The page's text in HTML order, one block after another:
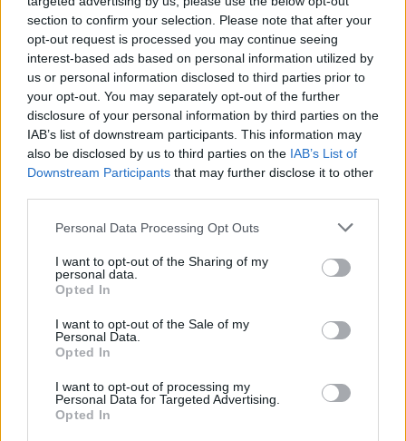
section to confirm your selection. Please note that after your
opt-out request is processed you may continue seeing
interest-based ads based on personal information utilized by
us or personal information disclosed to third parties prior to
your opt-out. You may separately opt-out of the further
disclosure of your personal information by third parties on the
IAB’s list of downstream participants. This information may
also be disclosed by us to third parties on the IAB’s List of
Downstream Participants that may further disclose it to other
Personal Data Processing Opt Outs
I want to opt-out of the Sharing of my
personal data.
Opted In
I want to opt-out of the Sale of my
Personal Data.
Opted In
I want to opt-out of processing my
Personal Data for Targeted Advertising.
Opted In